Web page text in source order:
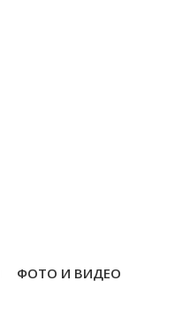
ФОТО И ВИДЕО